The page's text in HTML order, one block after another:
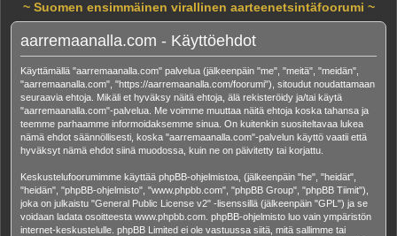
~ Suomen ensimmäinen virallinen aarteenetsintäfoorumi ~
aarremaanalla.com - Käyttöehdot
Käyttämällä "aarremaanalla.com" palvelua (jälkeenpäin "me", "meitä", "meidän",
"aarremaanalla.com", "https://aarremaanalla.com/foorumi"), sitoudut noudattamaan
seuraavia ehtoja. Mikäli et hyväksy näitä ehtoja, älä rekisteröidy ja/tai käytä
"aarremaanalla.com"-palvelua. Me voimme muuttaa näitä ehtoja koska tahansa ja
teemme parhaamme informoidaksemme sinua. On kuitenkin suositeltavaa lukea
nämä ehdot säännöllisesti, koska "aarremaanalla.com"-palvelun käyttö vaatii että
hyväksyt nämä ehdot siinä muodossa, kuin ne on päivitetty tai korjattu.
Keskustelufoorumimme käyttää phpBB-ohjelmistoa, (jälkeenpäin "he", "heidät",
"heidän", "phpBB-ohjelmisto", "www.phpbb.com", "phpBB Group", "phpBB Tiimit"),
joka on julkaistu "General Public License v2" -lisenssillä (jälkeenpäin "GPL") ja se
voidaan ladata osoitteesta www.phpbb.com . phpBB-ohjelmisto luo vain ympäristön
internet-keskustelulle. phpBB Limited ei ole vastuussa siitä, mitä sallimme tai